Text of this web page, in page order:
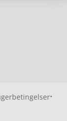
·